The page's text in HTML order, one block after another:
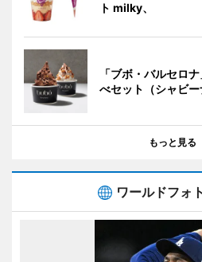
ト milky、
「ブボ・バルセロ
べセット（シャビー
もっと見る
ワールドフォ